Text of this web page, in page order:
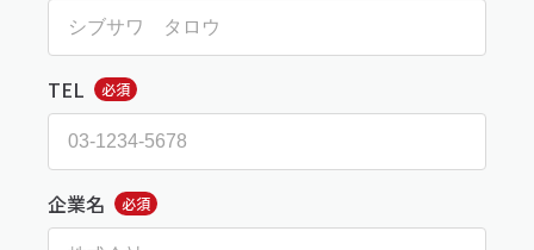
TEL 必須
企業名 必須